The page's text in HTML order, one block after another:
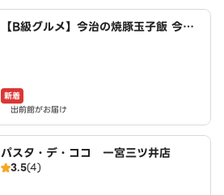
【B級グルメ】今治の焼豚玉子飯 今治
新着
出前館がお届け
パスタ・デ・ココ 一宮三ツ井店
3.5(4)